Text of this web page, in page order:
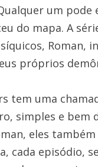
um
do mapa. A
Roman,
próprios
tem uma
simples e bem
eles
cada episódio,